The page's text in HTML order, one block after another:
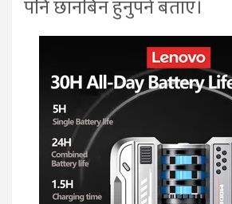
पनि छानबिन हुनुपर्ने बताए।